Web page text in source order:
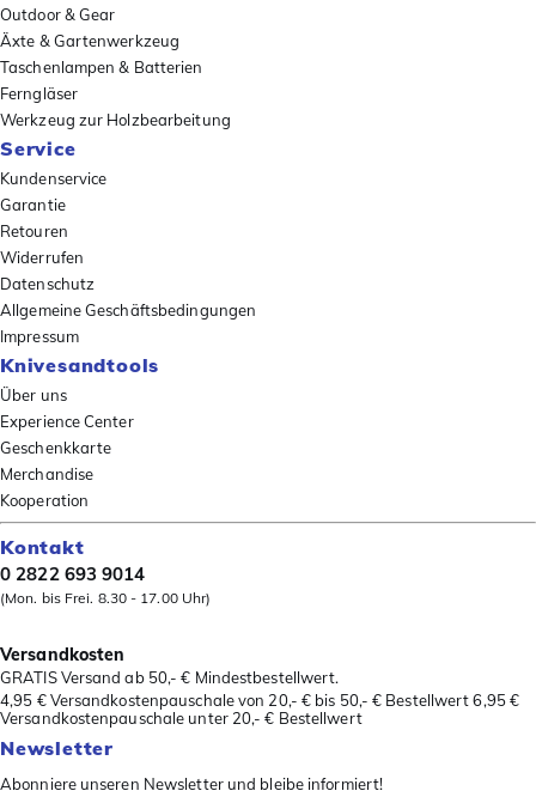
Outdoor & Gear
Äxte & Gartenwerkzeug
Taschenlampen & Batterien
Ferngläser
Werkzeug zur Holzbearbeitung
Service
Kundenservice
Garantie
Retouren
Widerrufen
Datenschutz
Allgemeine Geschäftsbedingungen
Impressum
Knivesandtools
Über uns
Experience Center
Geschenkkarte
Merchandise
Kooperation
Kontakt
0 2822 693 9014
(Mon. bis Frei. 8.30 - 17.00 Uhr)
Versandkosten
GRATIS Versand ab 50,- € Mindestbestellwert.
4,95 € Versandkostenpauschale von 20,- € bis 50,- € Bestellwert 6,95 €
Versandkostenpauschale unter 20,- € Bestellwert
Newsletter
Abonniere unseren Newsletter und bleibe informiert!